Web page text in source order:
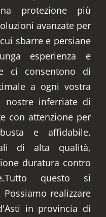
protezione più
avanzate per
sbarre e persiane
esperienza e
ci consentono di
a ogni vostra
nostre inferriate di
con attenzione per
e affidabile.
di alta qualità,
duratura contro
questo si
realizzare
in provincia di